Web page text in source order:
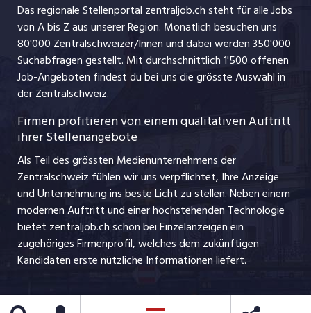
Jobline
ajourjob.ch
Das regionale Stellenportal zentraljob.ch steht für alle Jobs
von A bis Z aus unserer Region. Monatlich besuchen uns
80'000 Zentralschweizer/Innen und dabei werden 350'000
Suchabfragen gestellt. Mit durchschnittlich 1'500 offenen
Job-Angeboten findest du bei uns die grösste Auswahl in
der Zentralschweiz.
Firmen profitieren von einem qualitativen Auftritt
ihrer Stellenangebote
Als Teil des grössten Medienunternehmens der
Zentralschweiz fühlen wir uns verpflichtet, Ihre Anzeige
und Unternehmung ins beste Licht zu stellen. Neben einem
modernen Auftritt und einer hochstehenden Technologie
bietet zentraljob.ch schon bei Einzelanzeigen ein
zugehöriges Firmenprofil, welches dem zukünftigen
Kandidaten erste nützliche Informationen liefert.